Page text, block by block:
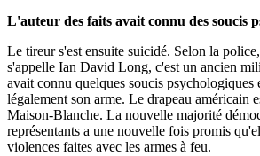
L'auteur des faits avait connu des soucis
Le tireur s'est ensuite suicidé. Selon la
s'appelle Ian David Long, c'est un ancien
avait connu quelques soucis psychologiques
légalement son arme. Le drapeau américain
Maison-Blanche. La nouvelle majorité
représentants a une nouvelle fois promis
violences faites avec les armes à feu.